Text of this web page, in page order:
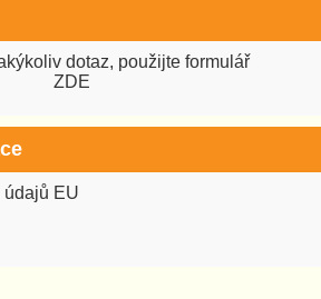
dotaz, použijte formulář
ZDE
údajů EU